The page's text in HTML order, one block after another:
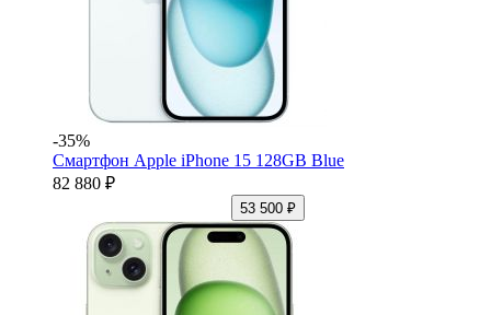
-35%
Смартфон Apple iPhone 15 128GB Blue
82 880 ₽
53 500 ₽